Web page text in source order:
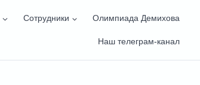
Сотрудники Олимпиада Демихова
Наш телеграм-канал